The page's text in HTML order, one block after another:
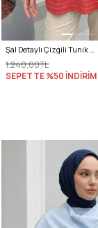
1.240,00TL
SEPETTE %50 İNDİRİM